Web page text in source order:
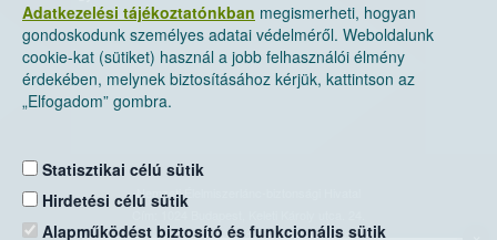
Adatkezelési tájékoztatónkban megismerheti, hogyan
gondoskodunk személyes adatai védelméről. Weboldalunk
cookie-kat (sütiket) használ a jobb felhasználói élmény
érdekében, melynek biztosításához kérjük, kattintson az
„Elfogadom” gombra.
Statisztikai célú sütik
Hirdetési célú sütik
Alapműködést biztosító és funkcionális sütik
Nemzeti Élelmiszerlánc-biztonsági Hivatal
Levelezési cím: 1525 Budapest. Pf. 30.